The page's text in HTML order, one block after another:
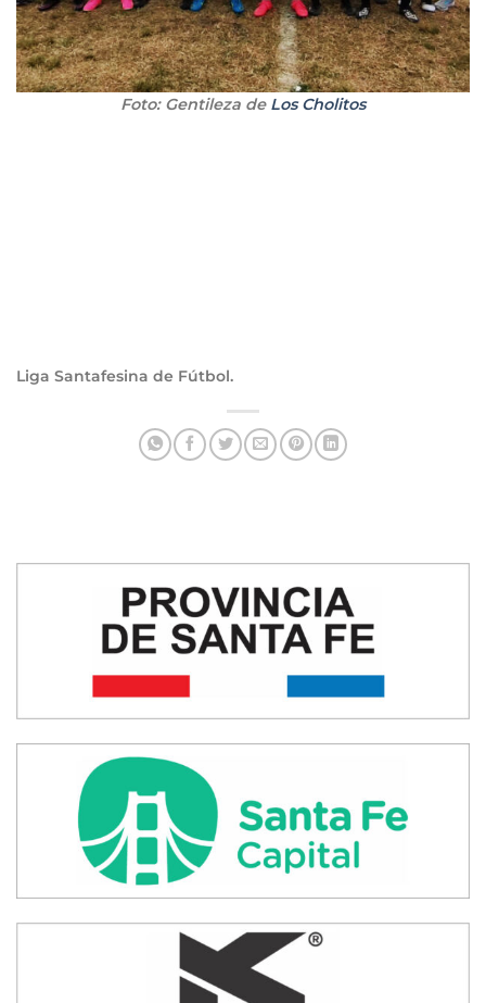
Foto: Gentileza de Los Cholitos
Liga Santafesina de Fútbol.